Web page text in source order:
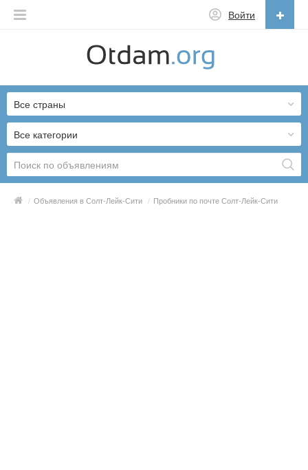
Войти
English
Русский
Українська
Все категории
Все страны
/ Объявления в Солт-Лейк-Сити / Пробники по почте Солт-Лейк-Сити